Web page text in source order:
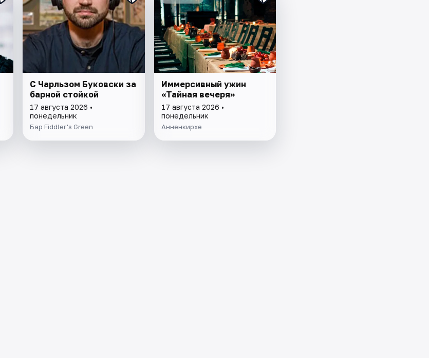
С Чарльзом Буковски за
барной стойкой
17 августа 2026 •
понедельник
Бар Fiddler's Green
Иммерсивный ужин
«Тайная вечеря»
17 августа 2026 •
понедельник
Анненкирхе